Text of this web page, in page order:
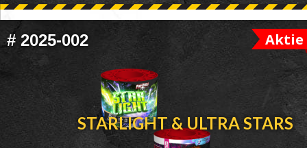
# 2025-002 Aktie
STARLIGHT & ULTRA STARS